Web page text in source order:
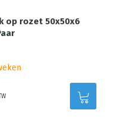
op rozet 50x50x6